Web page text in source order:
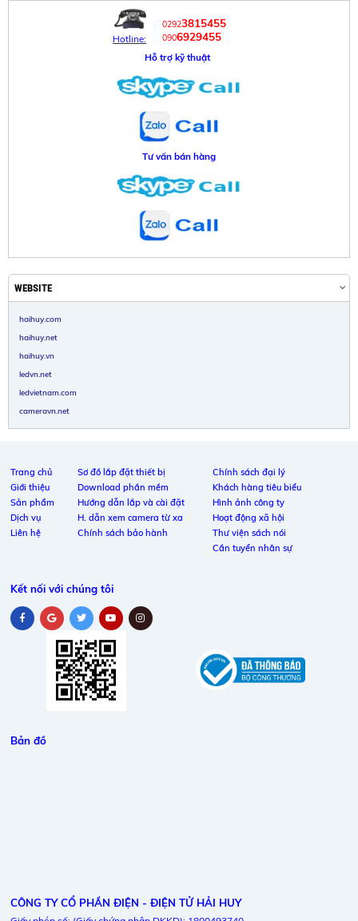
Hotline:
02923815455
0906929455
Hỗ trợ kỹ thuật
Tư vấn bán hàng
WEBSITE
haihuy.com
haihuy.net
haihuy.vn
ledvn.net
ledvietnam.com
cameravn.net
Trang chủ
Giới thiệu
Sản phẩm
Dịch vụ
Liên hệ
Sơ đồ lắp đặt thiết bị
Download phần mềm
Hướng dẫn lắp và cài đặt
H. dẫn xem camera từ xa
Chính sách bảo hành
Chính sách đại lý
Khách hàng tiêu biểu
Hình ảnh công ty
Hoạt động xã hội
Thư viện sách nói
Cần tuyển nhân sự
Kết nối với chúng tôi
Bản đồ
CÔNG TY CỔ PHẦN ĐIỆN - ĐIỆN TỬ HẢI HUY